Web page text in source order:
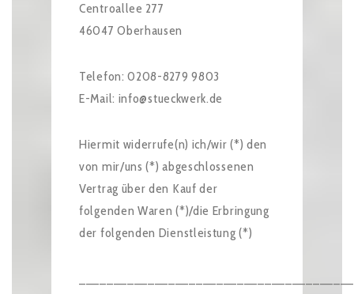
Centroallee 277
46047 Oberhausen
Telefon: 0208-8279 9803
E-Mail: info@stueckwerk.de
Hiermit widerrufe(n) ich/wir (*) den
von mir/uns (*) abgeschlossenen
Vertrag über den Kauf der
folgenden Waren (*)/die Erbringung
der folgenden Dienstleistung (*)